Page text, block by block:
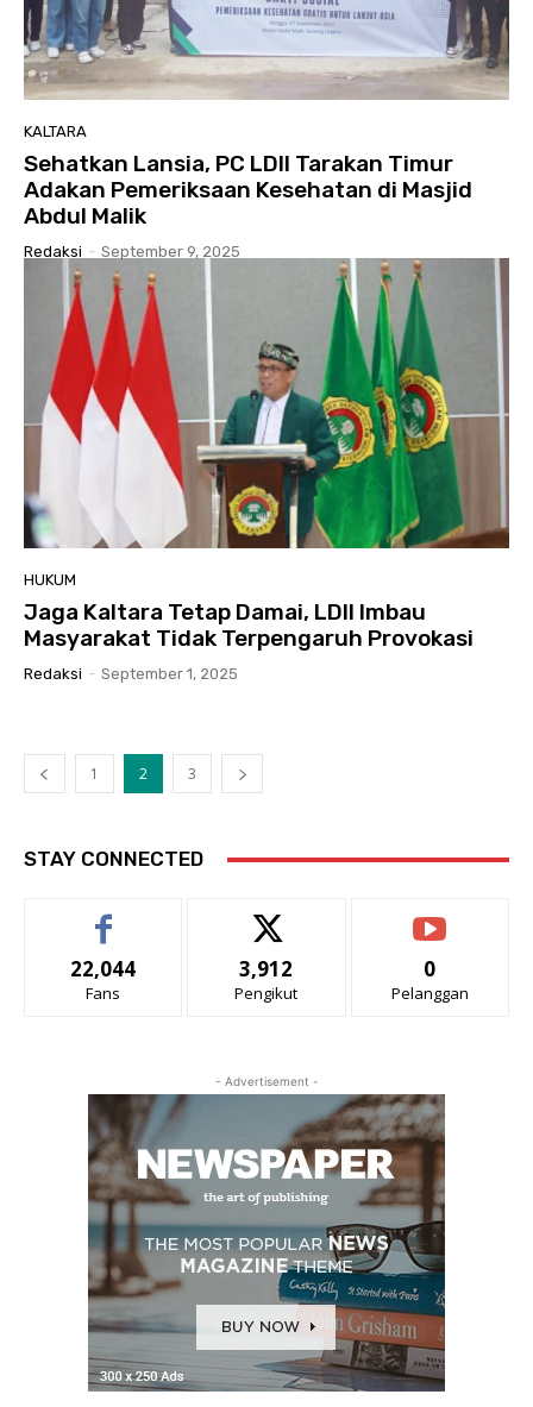
KALTARA
Sehatkan Lansia, PC LDII Tarakan Timur
Adakan Pemeriksaan Kesehatan di Masjid
Abdul Malik
Redaksi - September 9, 2025
HUKUM
Jaga Kaltara Tetap Damai, LDII Imbau
Masyarakat Tidak Terpengaruh Provokasi
Redaksi - September 1, 2025
1 2 3
STAY CONNECTED
22,044
Fans
3,912
Pengikut
0
Pelanggan
- Advertisement -